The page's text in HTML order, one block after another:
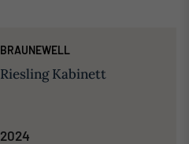
BRAUNEWELL
Riesling Kabinett
2024